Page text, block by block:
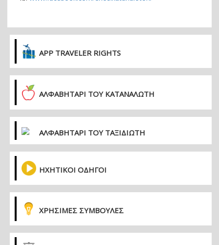
APP TRAVELER RIGHTS
ΑΛΦΑΒΗΤΑΡΙ ΤΟΥ ΚΑΤΑΝΑΛΩΤΗ
ΑΛΦΑΒΗΤΑΡΙ ΤΟΥ ΤΑΞΙΔΙΩΤΗ
ΗΧΗΤΙΚΟΙ ΟΔΗΓΟΙ
ΧΡΗΣΙΜΕΣ ΣΥΜΒΟΥΛΕΣ